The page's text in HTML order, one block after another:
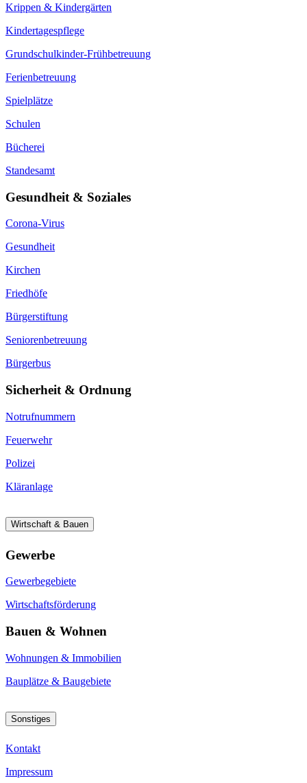
Krippen & Kindergärten
Kindertagespflege
Grundschulkinder-Frühbetreuung
Ferienbetreuung
Spielplätze
Schulen
Bücherei
Standesamt
Gesundheit & Soziales
Corona-Virus
Gesundheit
Kirchen
Friedhöfe
Bürgerstiftung
Seniorenbetreuung
Bürgerbus
Sicherheit & Ordnung
Notrufnummern
Feuerwehr
Polizei
Kläranlage
Wirtschaft & Bauen
Gewerbe
Gewerbegebiete
Wirtschaftsförderung
Bauen & Wohnen
Wohnungen & Immobilien
Bauplätze & Baugebiete
Sonstiges
Kontakt
Impressum